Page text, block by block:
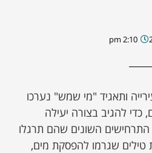
2:10 pm
ותאגיד "מי שמש" נערכו
כדי להגיב בצורה יעילה
התרחישים השונים שהם תרגלו
טילים שגרמו להפסקת מים,